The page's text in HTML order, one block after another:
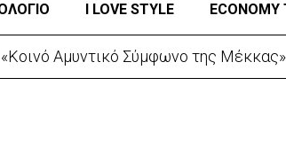
I LOVE STYLE ECONOMY
Αμυντικό Σύμφωνο της Μέκκας»